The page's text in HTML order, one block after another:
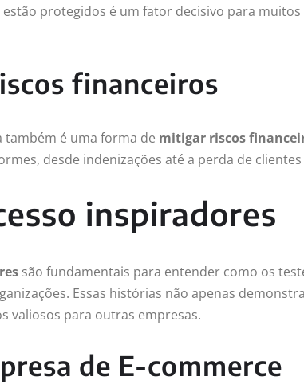
estão protegidos é um fator decisivo para
financeiros
também é uma forma de mitigar riscos
desde indenizações até a perda de
inspiradores
são fundamentais para entender como os
Essas histórias não apenas
valiosos para outras empresas.
de E-commerce